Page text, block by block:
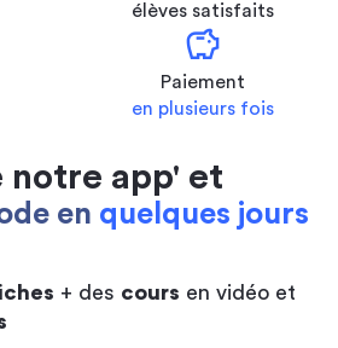
élèves satisfaits
savings
Paiement
en plusieurs fois
notre app' et
en quelques jours
+ des cours en vidéo et